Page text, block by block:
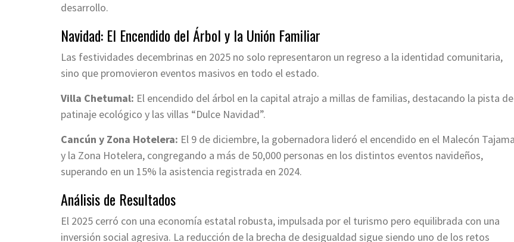
desarrollo.
Navidad: El Encendido del Árbol y la Unión Familiar
Las festividades decembrinas en 2025 no solo representaron un regreso a la identidad comunitaria,
sino que promovieron eventos masivos en todo el estado.
Villa Chetumal: El encendido del árbol en la capital atrajo a millas de familias, destacando la pista de
patinaje ecológico y las villas “Dulce Navidad”.
Cancún y Zona Hotelera: El 9 de diciembre, la gobernadora lideró el encendido en el Malecón
y la Zona Hotelera, congregando a más de 50,000 personas en los distintos eventos navideños,
superando en un 15% la asistencia registrada en 2024.
Análisis de Resultados
El 2025 cerró con una economía estatal robusta, impulsada por el turismo pero equilibrada con una
inversión social agresiva. La reducción de la brecha de desigualdad sigue siendo uno de los retos